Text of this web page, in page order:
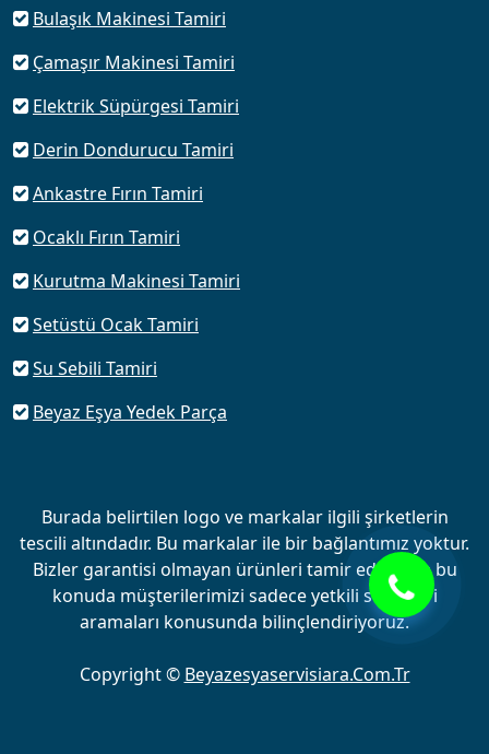
Bulaşık Makinesi Tamiri
Çamaşır Makinesi Tamiri
Elektrik Süpürgesi Tamiri
Derin Dondurucu Tamiri
Ankastre Fırın Tamiri
Ocaklı Fırın Tamiri
Kurutma Makinesi Tamiri
Setüstü Ocak Tamiri
Su Sebili Tamiri
Beyaz Eşya Yedek Parça
Burada belirtilen logo ve markalar ilgili şirketlerin
tescili altındadır. Bu markalar ile bir bağlantımız yoktur.
Bizler garantisi olmayan ürünleri tamir ediyor ve bu
konuda müşterilerimizi sadece yetkili servisleri
aramaları konusunda bilinçlendiriyoruz.
Copyright © Beyazesyaservisiara.Com.Tr